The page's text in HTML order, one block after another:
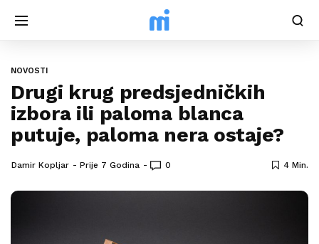
NOVOSTI
Drugi krug predsjedničkih
izbora ili paloma blanca
putuje, paloma nera ostaje?
Damir Kopljar Prije 7 Godina 0 4 Min.